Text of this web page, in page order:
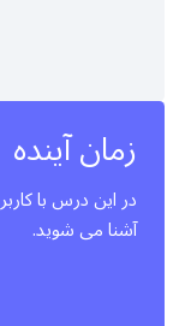
زمان آینده
در این درس با
آشنا می شوید.